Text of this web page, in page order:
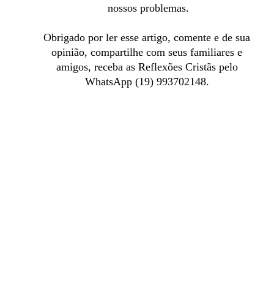
nossos problemas.
Obrigado por ler esse artigo, comente e de sua
opinião, compartilhe com seus familiares e
amigos, receba as Reflexões Cristãs pelo
WhatsApp (19) 993702148.